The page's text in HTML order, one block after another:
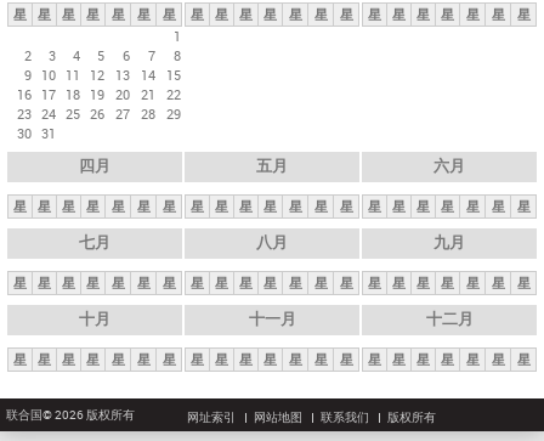
星 星 星 星 星 星
星
1
2
3 4 5 6 7
8
9 10 11 12 13 14
15
16 17 18 19 20 21
22
23 24 25 26 27 28 29
30 31
星 星 星 星 星 星 星 星 星 星 星 星 星 星
四月
星 星 星 星 星 星 星
五月
星 星 星 星 星 星 星
六月
星 星 星 星 星 星 星
七月
星 星 星 星 星 星 星
八月
星 星 星 星 星 星 星
九月
星 星 星 星 星 星 星
十月
星 星 星 星 星 星 星
十一月
星 星 星 星 星 星 星
十二月
星 星 星 星 星 星 星
联合国© 2026 版权所有 网址索引 网站地图 联系我们 版权所有